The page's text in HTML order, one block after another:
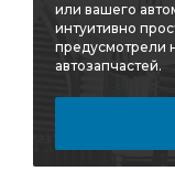
или вашего
интуитивно
предусмотрели
автозапчастей.